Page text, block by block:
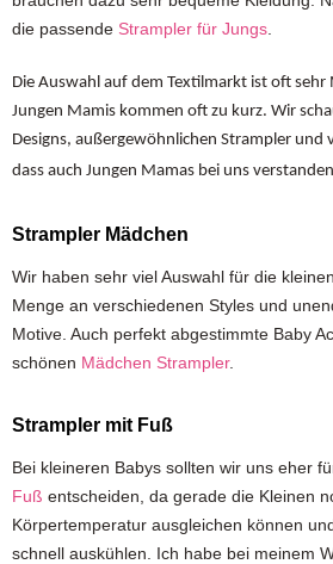
die passende Strampler für Jungs
Die Auswahl auf dem Textilmarkt ist oft sehr
Jungen Mamis kommen oft zu kurz. Wir
Designs, außergewöhnlichen Strampler und
dass auch Jungen Mamas bei uns
Strampler Mädchen
Wir haben sehr viel Auswahl für die
Menge an verschiedenen Styles und
Motive. Auch perfekt abgestimmte Baby
schönen Mädchen Strampler.
Strampler mit Fuß
Bei kleineren Babys sollten wir uns eher
Fuß entscheiden, da gerade die Kleinen
Körpertemperatur ausgleichen können
schnell auskühlen. Ich habe bei meinem